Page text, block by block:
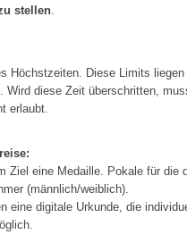
stellen
Höchstzeiten. Diese Limits
Wird diese Zeit überschritten,
erlaubt.
Ziel eine Medaille. Pokale für
(männlich/weiblich).
eine digitale Urkunde, die